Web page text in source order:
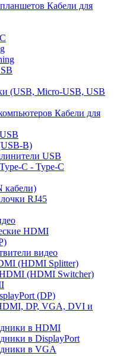
Кабели для
(USB, Micro-USB, USB
Кабели для
B)
USB
C - Type-C
кабели)
RJ45
HDMI
видео
(HDMI Splitter)
(HDMI Switcher)
(DP)
DP, VGA, DVI и
в HDMI
в DisplayPort
в VGA